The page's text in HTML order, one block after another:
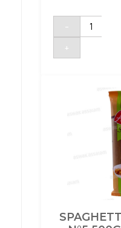
-
quantité
PENNE
N°20
+